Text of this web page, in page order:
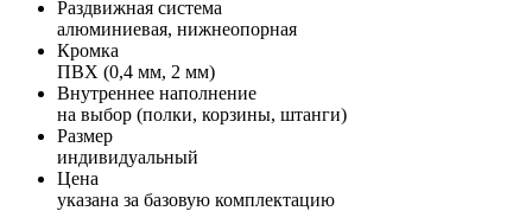
Раздвижная система
алюминиевая, нижнеопорная
Кромка
ПВХ (0,4 мм, 2 мм)
Внутреннее наполнение
на выбор (полки, корзины, штанги)
Размер
индивидуальный
Цена
указана за базовую комплектацию